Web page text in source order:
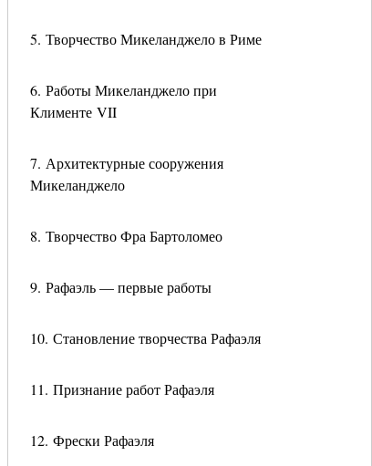
5. Творчество Микеланджело в Риме
6. Работы Микеланджело при
Клименте VII
7. Архитектурные сооружения
Микеланджело
8. Творчество Фра Бартоломео
9. Рафаэль — первые работы
10. Становление творчества Рафаэля
11. Признание работ Рафаэля
12. Фрески Рафаэля